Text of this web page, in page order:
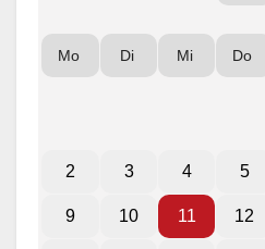
Mo Di Mi Do
2 3 4 5
9 10 11 12